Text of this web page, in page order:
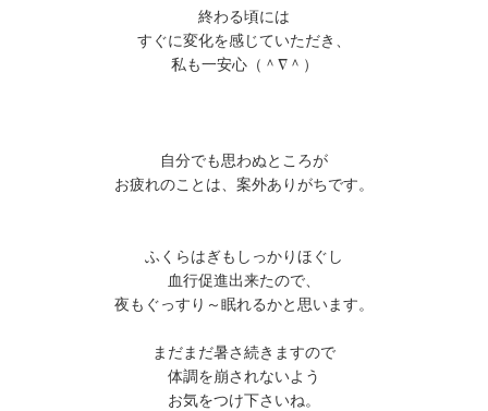
終わる頃には
すぐに変化を感じていただき、
私も一安心（＾∇＾）
自分でも思わぬところが
お疲れのことは、案外ありがちです。
ふくらはぎもしっかりほぐし
血行促進出来たので、
夜もぐっすり～眠れるかと思います。
まだまだ暑さ続きますので
体調を崩されないよう
お気をつけ下さいね。